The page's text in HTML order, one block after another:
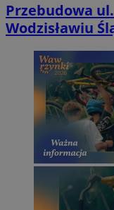
Przebudowa
Wodzisławiu